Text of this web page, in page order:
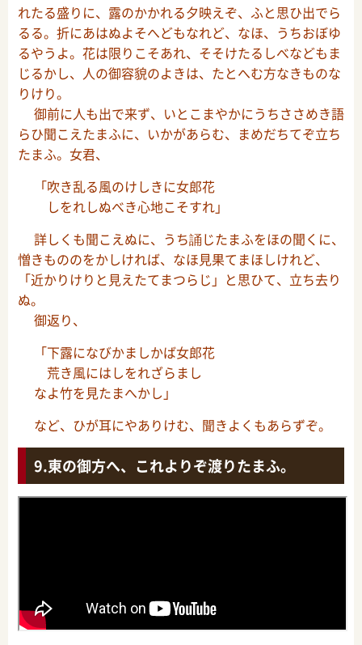
れたる盛りに、露のかかれる夕映えぞ、ふと思ひ出でら
るる。折にあはぬよそへどもなれど、なほ、うちおぼゆ
るやうよ。花は限りこそあれ、そそけたるしべなどもま
じるかし、人の御容貌のよきは、たとへむ方なきものな
りけり。
御前に人も出で来ず、いとこまやかにうちささめき語
らひ聞こえたまふに、いかがあらむ、まめだちてぞ立ち
たまふ。女君、
「吹き乱る風のけしきに女郎花
しをれしぬべき心地こそすれ」
詳しくも聞こえぬに、うち誦じたまふをほの聞くに、
憎きもののをかしければ、なほ見果てまほしけれど、
「近かりけりと見えたてまつらじ」と思ひて、立ち去り
ぬ。
御返り、
「下露になびかましかば女郎花
荒き風にはしをれざらまし
なよ竹を見たまへかし」
など、ひが耳にやありけむ、聞きよくもあらずぞ。
東の御方へ、これよりぞ渡りたまふ。